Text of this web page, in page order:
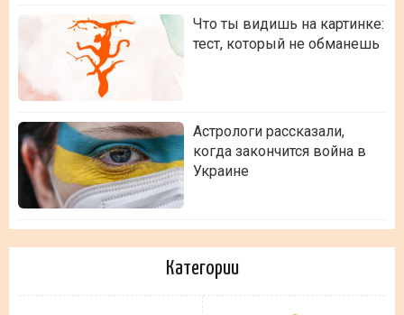
Что ты видишь на картинке:
тест, который не обманешь
Астрологи рассказали,
когда закончится война в
Украине
Категории